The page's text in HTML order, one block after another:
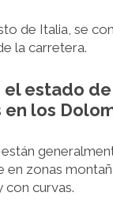
de Italia, se
la carretera.
el estado
los
en zonas
con curvas.